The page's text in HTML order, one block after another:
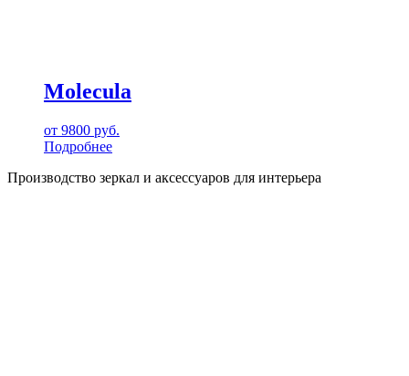
Molecula
от 9800 руб.
Подробнее
Производство зеркал и аксессуаров для интерьера